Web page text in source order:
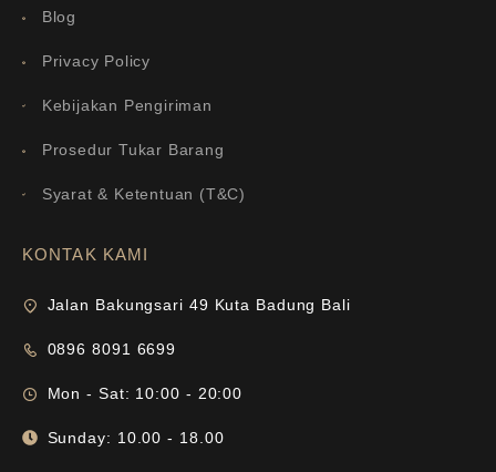
Blog
Privacy Policy
Kebijakan Pengiriman
Prosedur Tukar Barang
Syarat & Ketentuan (T&C)
KONTAK KAMI
Jalan Bakungsari 49 Kuta Badung Bali
0896 8091 6699
Mon - Sat: 10:00 - 20:00
Sunday: 10.00 - 18.00